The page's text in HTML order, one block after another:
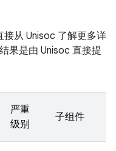
从 Unisoc 了解更多详
果是由 Unisoc 直接提
严重
级别
子组件